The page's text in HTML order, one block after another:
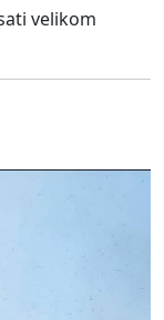
velikom